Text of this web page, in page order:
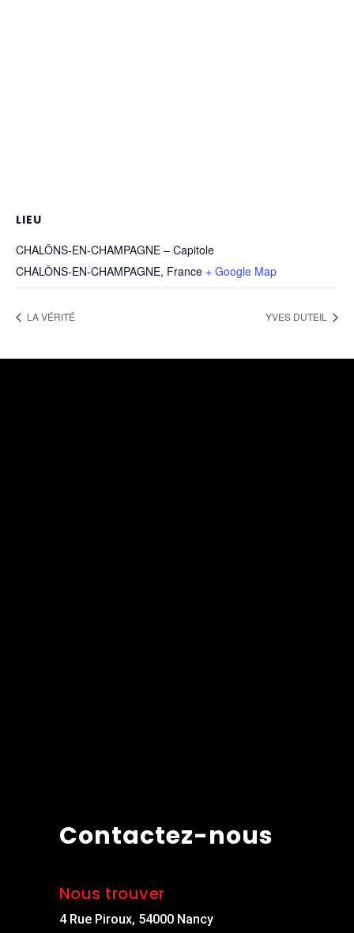
LIEU
CHALÔNS-EN-CHAMPAGNE – Capitole
CHALÔNS-EN-CHAMPAGNE, France + Google Map
LA VÉRITÉ YVES DUTEIL
Contactez-nous
Nous trouver
4 Rue Piroux, 54000 Nancy